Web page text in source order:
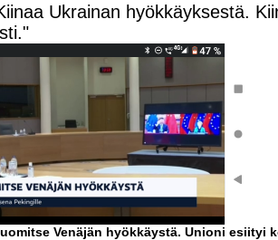
Ukrainan hyökkäyksestä.
Venäjän hyökkäystä. Unioni esiityi